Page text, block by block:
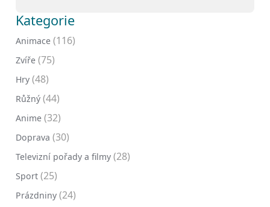
Kategorie
Animace (116)
Zvíře (75)
Hry (48)
Růžný (44)
Anime (32)
Doprava (30)
Televizní pořady a filmy (28)
Sport (25)
Prázdniny (24)